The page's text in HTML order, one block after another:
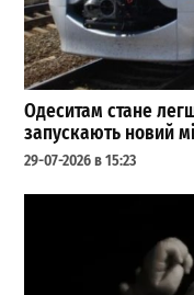
Одеситам стане
запускають новий
29-07-2026 в 15:23